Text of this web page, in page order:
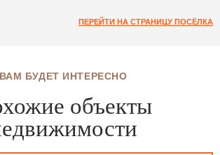
ПЕРЕЙТИ НА СТРАНИЦУ ПОСЁЛКА
ВАМ БУДЕТ ИНТЕРЕСНО
объекты